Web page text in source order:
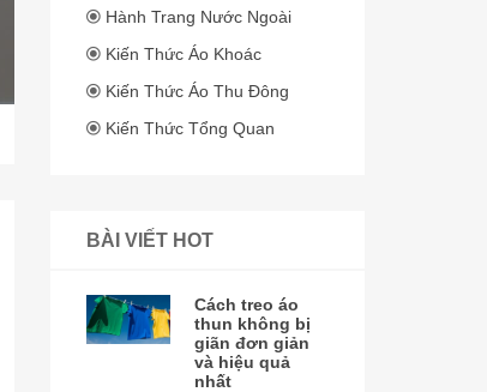
Hành Trang Nước Ngoài
Kiến Thức Áo Khoác
Kiến Thức Áo Thu Đông
Kiến Thức Tổng Quan
BÀI VIẾT HOT
Cách treo áo
thun không bị
giãn đơn giản
và hiệu quả
nhất